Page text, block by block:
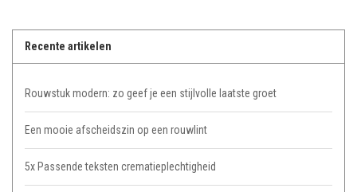
Recente artikelen
Rouwstuk modern: zo geef je een stijlvolle laatste groet
Een mooie afscheidszin op een rouwlint
5x Passende teksten crematieplechtigheid